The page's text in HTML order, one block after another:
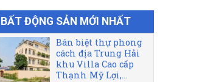
BẤT ĐỘNG SẢN MỚI NHẤT
Bán biệt thự phong
cách địa Trung Hải
khu Villa Cao cấp
Thạnh Mỹ Lợi,...